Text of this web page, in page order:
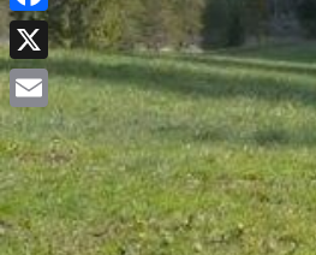
Facebook
X
Email